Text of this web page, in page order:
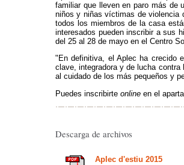
familiar que lleven en paro más de
niños y niñas víctimas de violencia
todos los miembros de la casa
interesados pueden inscribir a sus
del 25 al 28 de mayo en el Centro
"En definitiva, el Aplec ha crecido
clave, integradora y de lucha
al cuidado de los más pequeños y
Puedes inscribirte online en el
Descarga de archivos
Aplec d'estiu 2015